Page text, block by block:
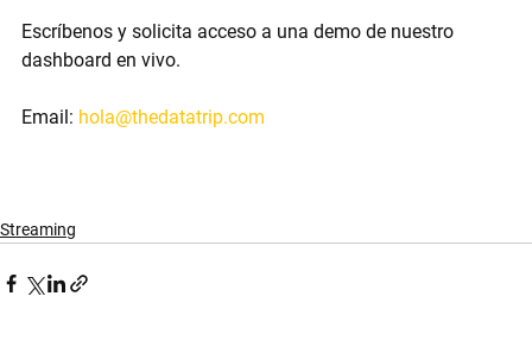
Escríbenos y solicita acceso a una demo de nuestro
dashboard en vivo.
Email: hola@thedatatrip.com
Streaming